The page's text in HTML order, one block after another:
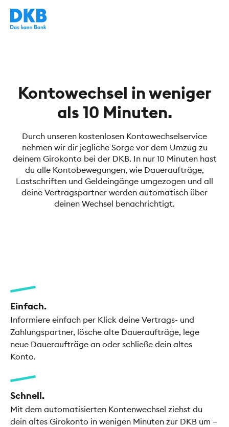
Kontowechsel in weniger
als 10 Minuten.
Durch unseren kostenlosen Kontowechselservice
nehmen wir dir jegliche Sorge vor dem Umzug zu
deinem Girokonto bei der DKB. In nur 10 Minuten hast
du alle Kontobewegungen, wie Daueraufträge,
Lastschriften und Geldeingänge umgezogen und all
deine Vertragspartner werden automatisch über
deinen Wechsel benachrichtigt.
Einfach.
Informiere einfach per Klick deine Vertrags- und
Zahlungspartner, lösche alte Daueraufträge, lege
neue Daueraufträge an oder schließe dein altes
Konto.
Schnell.
Mit dem automatisierten Kontenwechsel ziehst du
dein altes Girokonto in wenigen Minuten zur DKB um –